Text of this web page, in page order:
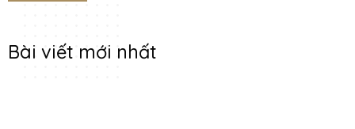
Bài viết mới nhất